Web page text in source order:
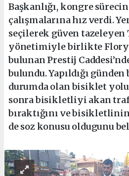
Başkanlığı, kongre
çalışmalarına hız verdi.
seçilerek güven
yönetimiyle birlikte
bulunan Prestij
bulundu. Yapıldığı günden
durumda olan bisiklet
sonra bisikletliyi akan
bıraktığını ve
de soz konusu oldugunu